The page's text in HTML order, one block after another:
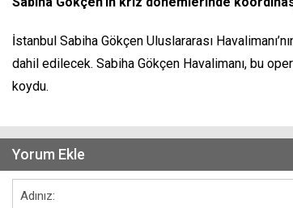
İstanbul Sabiha Gökçen Uluslararası
dahil edilecek. Sabiha Gökçen Havalimanı, bu
koydu.
Yorum Ekle